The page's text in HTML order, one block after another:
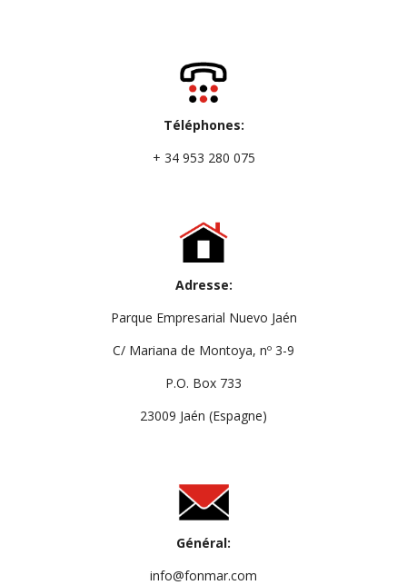
Téléphones:
+ 34 953 280 075
Adresse:
Parque Empresarial Nuevo Jaén
C/ Mariana de Montoya, nº 3-9
P.O. Box 733
23009 Jaén (Espagne)
Général:
info@fonmar.com